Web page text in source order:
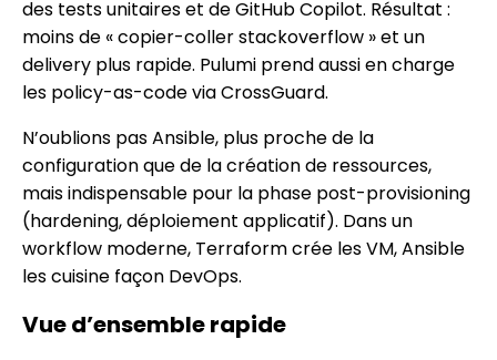
des tests unitaires et de GitHub Copilot. Résultat :
moins de « copier-coller stackoverflow » et un
delivery plus rapide. Pulumi prend aussi en charge
les policy-as-code via CrossGuard.
N’oublions pas Ansible, plus proche de la
configuration que de la création de ressources,
mais indispensable pour la phase post-provisioning
(hardening, déploiement applicatif). Dans un
workflow moderne, Terraform crée les VM, Ansible
les cuisine façon DevOps.
Vue d’ensemble rapide